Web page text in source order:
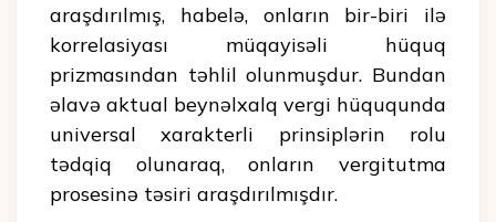
araşdırılmış, habelə, onların bir-biri ilə
korrelasiyası müqayisəli hüquq
prizmasından təhlil olunmuşdur. Bundan
əlavə aktual beynəlxalq vergi hüququnda
universal xarakterli prinsiplərin rolu
tədqiq olunaraq, onların vergitutma
prosesinə təsiri araşdırılmışdır.